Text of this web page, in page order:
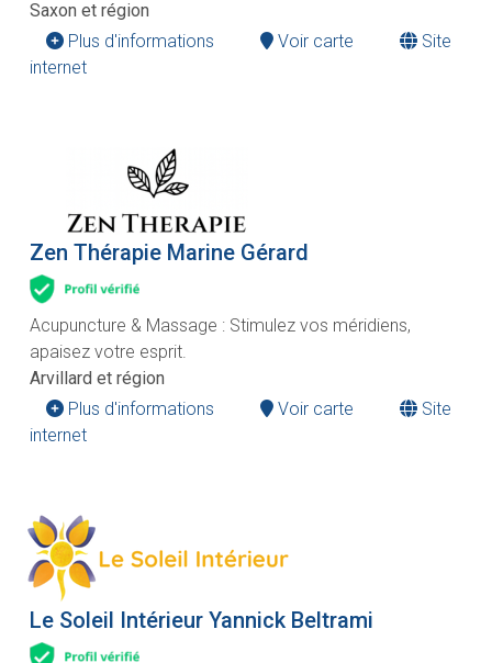
Saxon et région
Plus d'informations
Voir carte
Site
internet
Zen Thérapie Marine Gérard
Acupuncture & Massage : Stimulez vos méridiens,
apaisez votre esprit.
Arvillard et région
Plus d'informations
Voir carte
Site
internet
Le Soleil Intérieur Yannick Beltrami